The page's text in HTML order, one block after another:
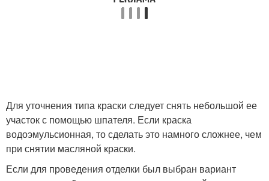
Для уточнения типа краски следует снять небольшой ее
участок с помощью шпателя. Если краска
водоэмульсионная, то сделать это намного сложнее, чем
при снятии масляной краски.
Если для проведения отделки был выбран вариант